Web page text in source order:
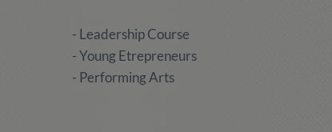
- Leadership Course
- Young Etrepreneurs
- Performing Arts